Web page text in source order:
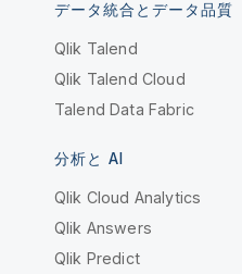
データ統合とデータ品質
Qlik Talend
Qlik Talend Cloud
Talend Data Fabric
分析と AI
Qlik Cloud Analytics
Qlik Answers
Qlik Predict